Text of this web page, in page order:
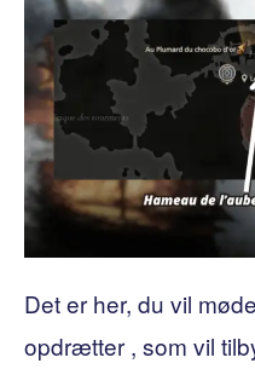
Det er her, du vil møde
opdrætter , som vil